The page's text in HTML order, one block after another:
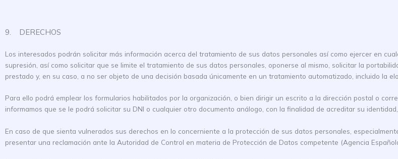
9. DERECHOS
Los interesados podrán solicitar más información acerca del tratamiento de sus datos personales así como ejercer en
supresión, así como solicitar que se limite el tratamiento de sus datos personales, oponerse al mismo, solicitar la
prestado y, en su caso, a no ser objeto de una decisión basada únicamente en un tratamiento automatizado, incluido la
Para ello podrá emplear los formularios habilitados por la organización, o bien dirigir un escrito a la dirección postal o
informamos que se le podrá solicitar su DNI o cualquier otro documento análogo, con la finalidad de acreditar su
En caso de que sienta vulnerados sus derechos en lo concerniente a la protección de sus datos personales,
presentar una reclamación ante la Autoridad de Control en materia de Protección de Datos competente (Agencia